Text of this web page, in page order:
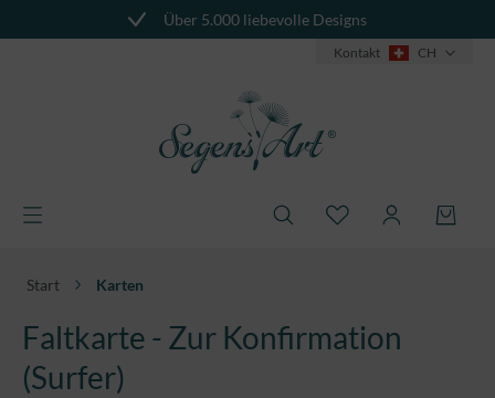
Über 5.000 liebevolle Designs
Kontakt CH
Start Karten
Faltkarte - Zur Konfirmation
(Surfer)